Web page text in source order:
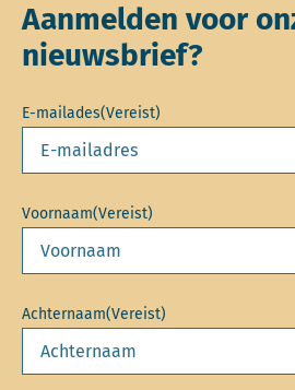
Aanmelden voor
nieuwsbrief?
E-mailades(Vereist)
Voornaam(Vereist)
Achternaam(Vereist)